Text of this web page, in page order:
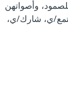
وأصواتهن
ي، شارك/ي،